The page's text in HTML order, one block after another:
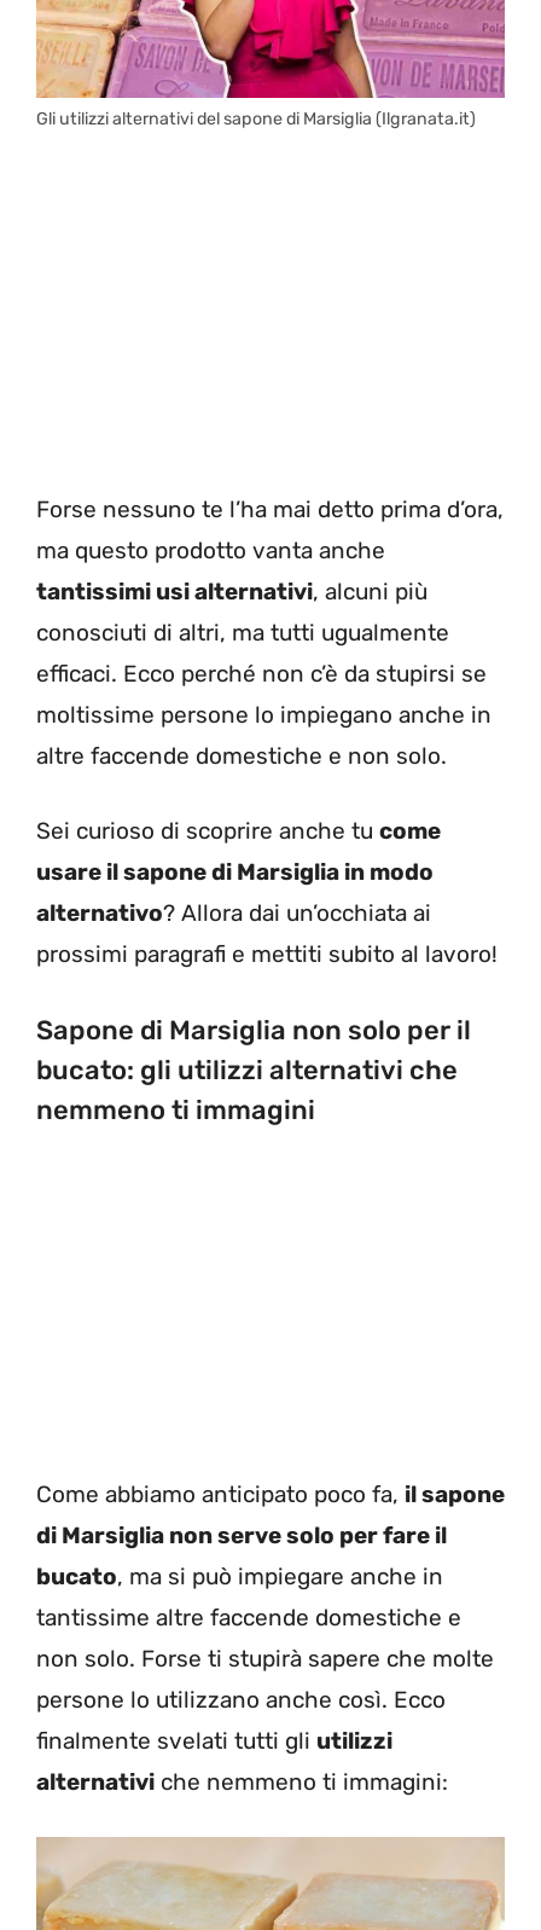
Gli utilizzi alternativi del sapone di Marsiglia (Ilgranata.it)
Forse nessuno te l’ha mai detto prima d’ora,
ma questo prodotto vanta anche
tantissimi usi alternativi, alcuni più
conosciuti di altri, ma tutti ugualmente
efficaci. Ecco perché non c’è da stupirsi se
moltissime persone lo impiegano anche in
altre faccende domestiche e non solo.
Sei curioso di scoprire anche tu come
usare il sapone di Marsiglia in modo
alternativo? Allora dai un’occhiata ai
prossimi paragrafi e mettiti subito al lavoro!
Sapone di Marsiglia non solo per il
bucato: gli utilizzi alternativi che
nemmeno ti immagini
Come abbiamo anticipato poco fa, il sapone
di Marsiglia non serve solo per fare il
bucato, ma si può impiegare anche in
tantissime altre faccende domestiche e
non solo. Forse ti stupirà sapere che molte
persone lo utilizzano anche così. Ecco
finalmente svelati tutti gli utilizzi
alternativi che nemmeno ti immagini: